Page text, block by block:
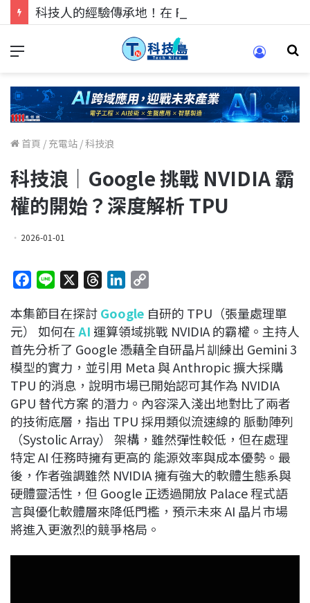
首頁 / 充電站 /科技浪
科技浪｜Google 挑戰 NVIDIA 霸
權的開始？深度解析 TPU
2026-01-01
c
b
o
o
k
n
e
r
e
a
d
s
n
k
e
d
I
n
p
y
L
i
n
k
本集節目在探討Google 自研的 TPU（張量處理單
元） 如何在AI 運算領域挑戰 NVIDIA 的霸權。主持人
首先分析了 Google 憑藉全自研晶片訓練出 Gemini 3
模型的實力，並引用 Meta 與 Anthropic 擴大採購
TPU 的消息，說明市場已開始認可其作為 NVIDIA
GPU 替代方案 的潛力。內容深入淺出地對比了兩者
的技術底層，指出 TPU 採用類似流速線的 脈動陣列
（Systolic Array） 架構，雖然彈性較低，但在處理
特定 AI 任務時擁有更高的 能源效率與成本優勢。最
後，作者強調雖然 NVIDIA 擁有強大的軟體生態系與
硬體靈活性，但 Google 正透過開放 Palace 程式語
言與優化軟體層來降低門檻，預示未來 AI 晶片市場
將進入更激烈的競爭格局。